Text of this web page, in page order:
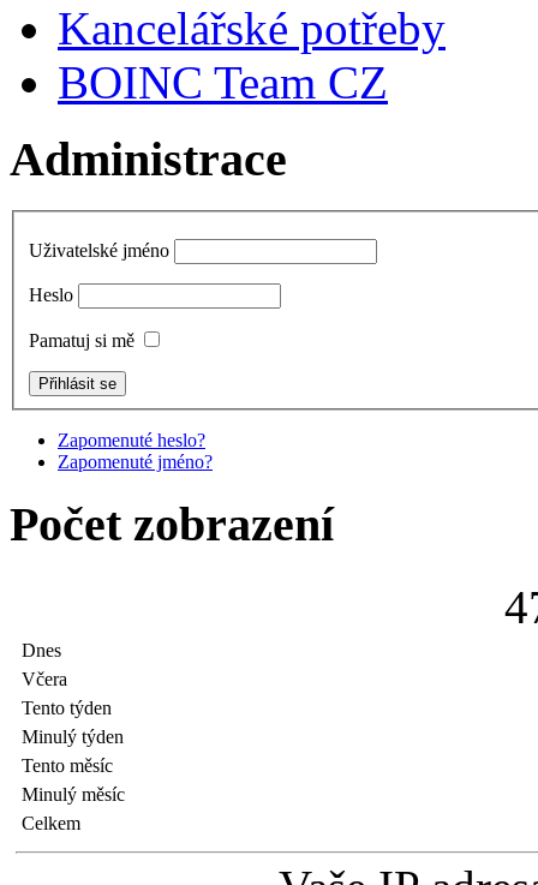
Kancelářské potřeby
BOINC Team CZ
Administrace
Uživatelské jméno
Heslo
Pamatuj si mě
Zapomenuté heslo?
Zapomenuté jméno?
Počet zobrazení
4
Dnes
Včera
Tento týden
Minulý týden
Tento měsíc
Minulý měsíc
Celkem